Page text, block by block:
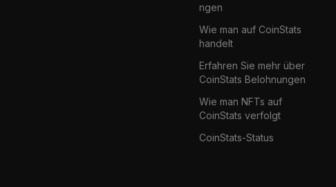
ngen
Wie man auf CoinStats
handelt
Erfahren Sie mehr über
CoinStats Belohnungen
Wie man NFTs auf
CoinStats verfolgt
CoinStats-Status